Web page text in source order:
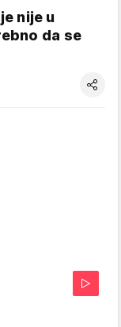
nije u
da se